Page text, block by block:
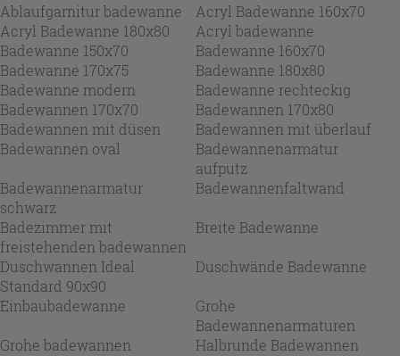
Ablaufgarnitur badewanne
Acryl Badewanne 160x70
Acryl Badewanne 180x80
Acryl badewanne
Badewanne 150x70
Badewanne 160x70
Badewanne 170x75
Badewanne 180x80
Badewanne modern
Badewanne rechteckig
Badewannen 170x70
Badewannen 170x80
Badewannen mit düsen
Badewannen mit überlauf
Badewannen oval
Badewannenarmatur
aufputz
Badewannenarmatur
schwarz
Badewannenfaltwand
Badezimmer mit
freistehenden badewannen
Breite Badewanne
Duschwannen Ideal
Standard 90x90
Duschwände Badewanne
Einbaubadewanne
Grohe
Badewannenarmaturen
Grohe badewannen
Halbrunde Badewannen